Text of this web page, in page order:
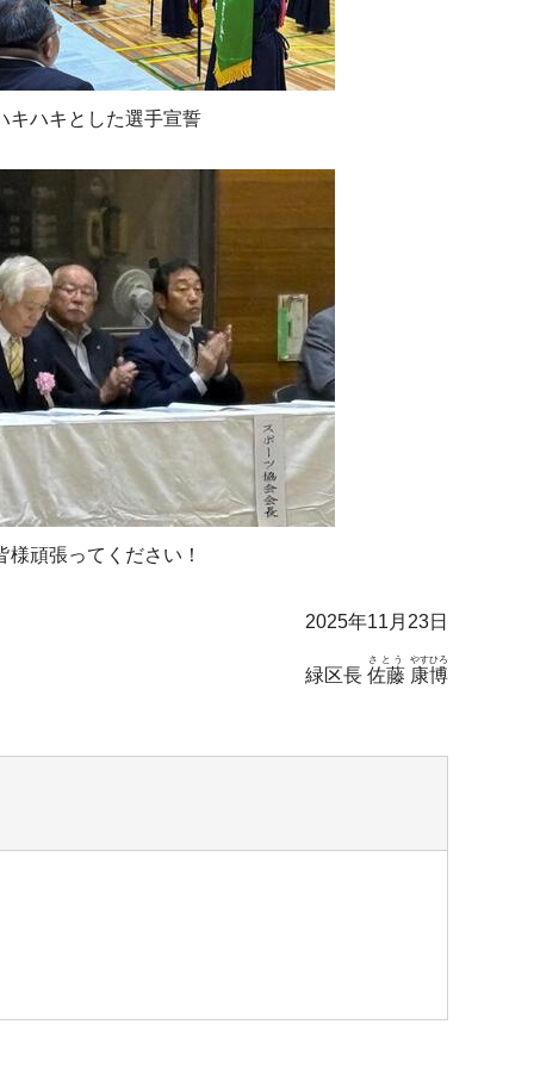
キハキとした選手宣誓
様頑張ってください！
2025年11月23日
緑区長 佐藤
さとう
康博
やすひろ